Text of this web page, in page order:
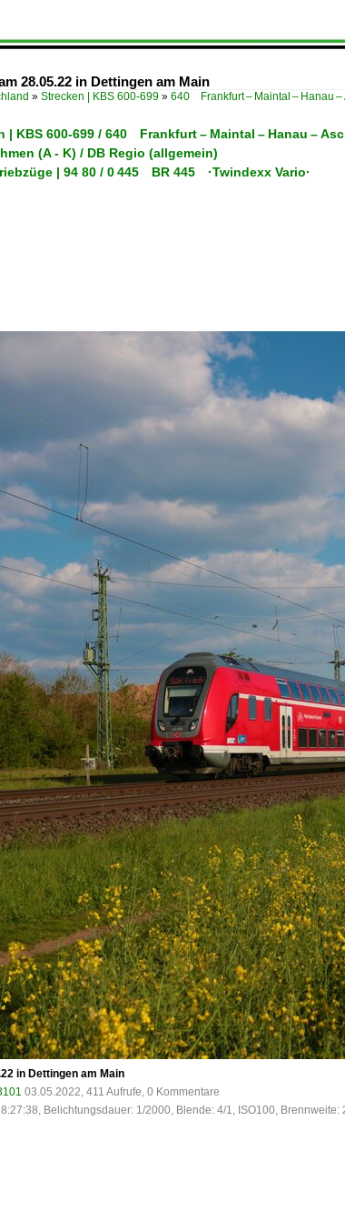
28.05.22 in Dettingen am Main
» Strecken | KBS 600-699 » 640 Frankfurt – Maintal – Hanau –
| KBS 600-699 / 640 Frankfurt – Maintal – Hanau –
(A - K) / DB Regio (allgemein)
| 94 80 / 0 445 BR 445 ·Twindexx Vario·
in Dettingen am Main
03.05.2022, 411 Aufrufe, 0 Kommentare
Belichtungsdauer: 1/2000, Blende: 4/1, ISO100, Brennweite: